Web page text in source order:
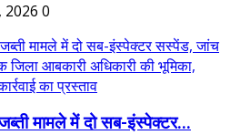
2026 0
मामले में दो सब-इंस्पेक्टर...